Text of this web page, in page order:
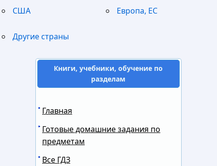
США Европа, ЕС
Другие страны
Книги, учебники, обучение по
разделам
Главная
Готовые домашние задания по
предметам
Все ГДЗ